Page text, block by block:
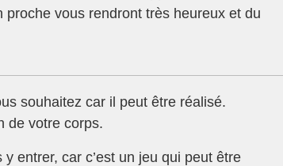
proche vous rendront très heureux et du
souhaitez car il peut être réalisé.
de votre corps.
entrer, car c’est un jeu qui peut être